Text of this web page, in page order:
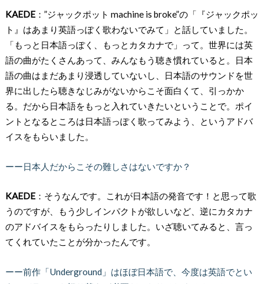
KAEDE：”ジャックポット machine is broke”の「『ジャックポッ
ト』はあまり英語っぽく歌わないでみて」と話していました。
「もっと日本語っぽく、もっとカタカナで」って。世界には英
語の曲がたくさんあって、みんなもう聴き慣れていると。日本
語の曲はまだあまり浸透していないし、日本語のサウンドを世
界に出したら聴きなじみがないからこそ面白くて、引っかか
る。だから日本語をもっと入れていきたいということで。ポイ
ントとなるところは日本語っぽく歌ってみよう、というアドバ
イスをもらいました。
ーー日本人だからこその難しさはないですか？
KAEDE：そうなんです。これが日本語の発音です！と思って歌
うのですが、もう少しインパクトが欲しいなど、逆にカタカナ
のアドバイスをもらったりしました。いざ聴いてみると、言っ
てくれていたことが分かったんです。
ーー前作「Underground」はほぼ日本語で、今度は英語でとい